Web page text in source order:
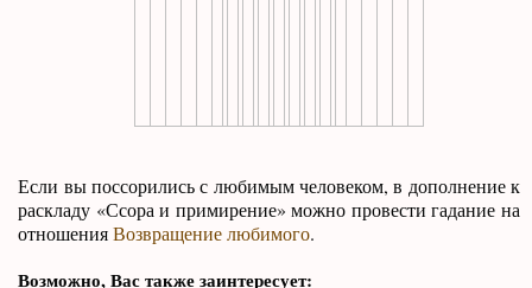
Если вы поссорились с любимым человеком, в дополнение к
раскладу «Ссора и примирение» можно провести гадание на
отношенияВозвращение любимого.
Возможно, Вас также заинтересует: